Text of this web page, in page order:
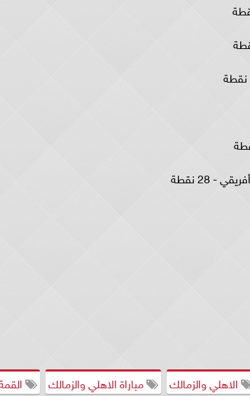
الاهلي والزمالك مباراة الاهلي والزمالك القمة